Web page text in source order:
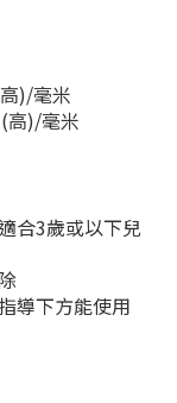
)/毫米
高)/毫米
合3歲或以下兒
導下方能使用